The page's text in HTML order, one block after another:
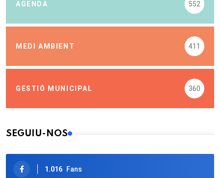
AGENDA 552
MEDI AMBIENT 411
GESTIÓ MUNICIPAL 360
SEGUIU-NOS
1.016 Fans